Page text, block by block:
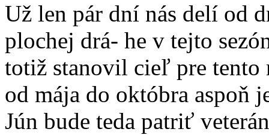
Už len pár dní nás delí od
plochej drá- he v tejto
totiž stanovil cieľ pre tento
od mája do októbra aspoň
Jún bude teda patriť